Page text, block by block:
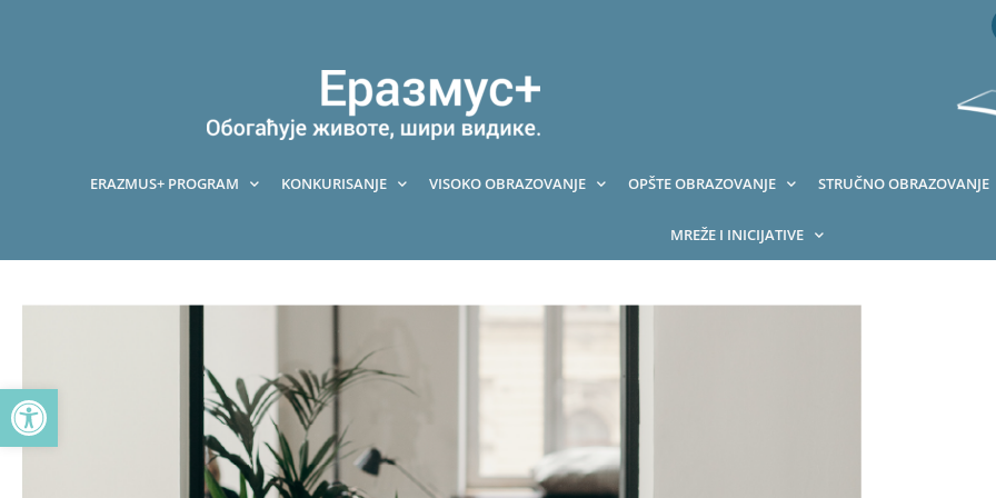
Open toolbar
ERAZMUS+ PROGRAM KONKURISANJE VISOKO OBRAZOVANJE OPŠTE OBRAZOVANJE STRUČNO OBRAZOVANJE
MREŽE I INICIJATIVE